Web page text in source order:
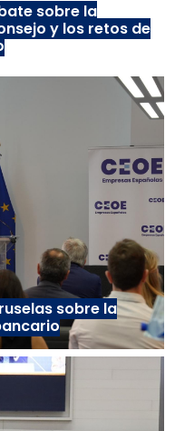
sobre la
y los retos de
sobre la